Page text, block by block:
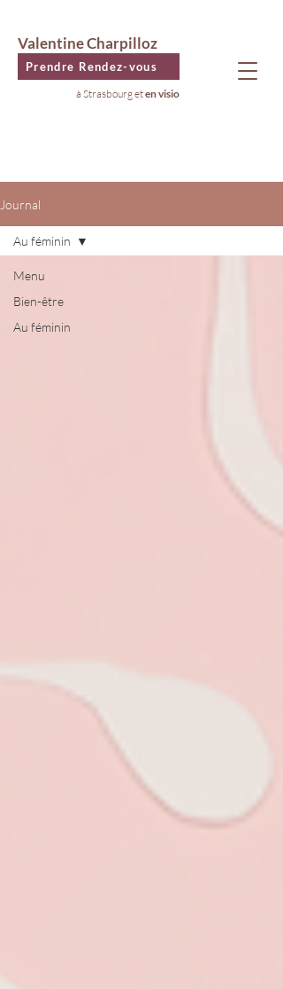
Valentine Charpilloz
Prendre Rendez-vous
à Strasbourg eten visio
Journal
Menu
Bien-être
Au féminin
Au féminin